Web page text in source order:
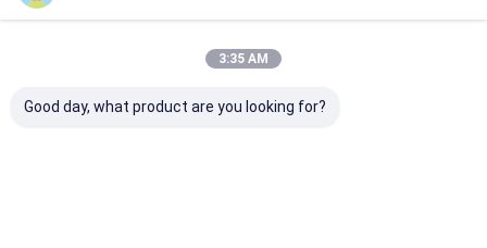
Aktualności
Wszystkie przypadki
blog
3:35 AM
Good day, what product are you looking for?